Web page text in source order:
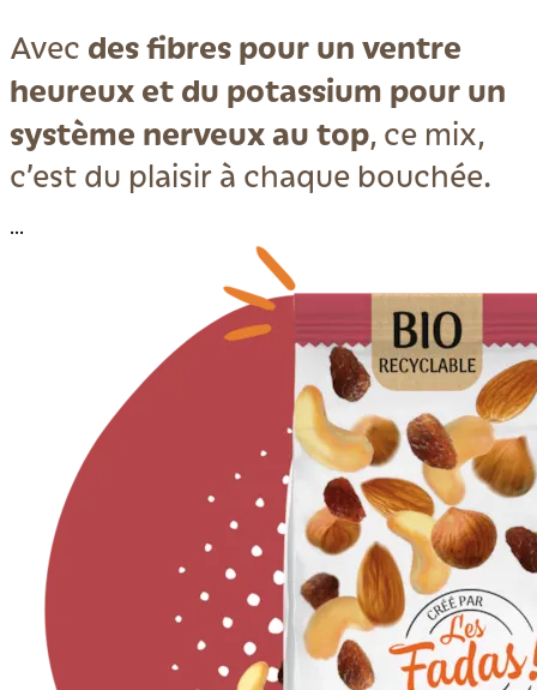
Avec des fibres pour un ventre
heureux et du potassium pour un
système nerveux au top, ce mix,
c’est du plaisir à chaque bouchée.
...